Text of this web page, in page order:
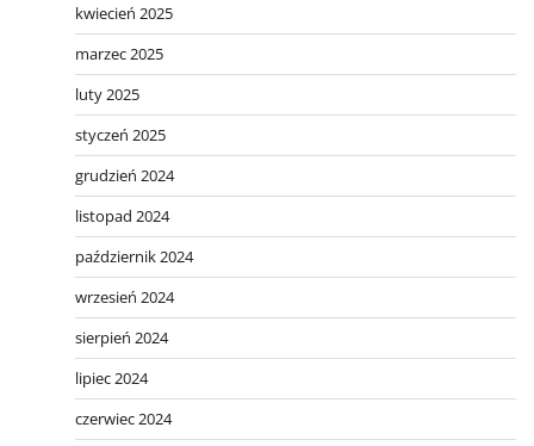
kwiecień 2025
marzec 2025
luty 2025
styczeń 2025
grudzień 2024
listopad 2024
październik 2024
wrzesień 2024
sierpień 2024
lipiec 2024
czerwiec 2024